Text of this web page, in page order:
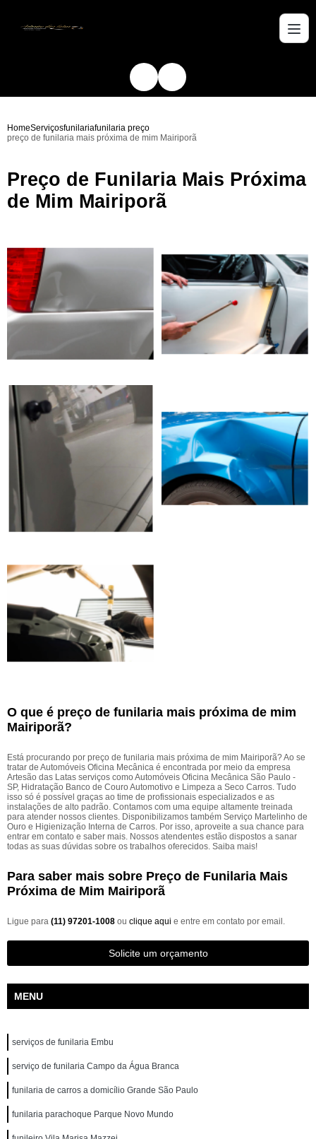
HomeServiçosfunilariafunilaria preço
preço de funilaria mais próxima de mim Mairiporã
Preço de Funilaria Mais Próxima
de Mim Mairiporã
O que é preço de funilaria mais próxima de mim
Mairiporã?
Está procurando por preço de funilaria mais próxima de mim Mairiporã? Ao se
tratar de Automóveis Oficina Mecânica é encontrada por meio da empresa
Artesão das Latas serviços como Automóveis Oficina Mecânica São Paulo -
SP, Hidratação Banco de Couro Automotivo e Limpeza a Seco Carros. Tudo
isso só é possível graças ao time de profissionais especializados e as
instalações de alto padrão. Contamos com uma equipe altamente treinada
para atender nossos clientes. Disponibilizamos também Serviço Martelinho de
Ouro e Higienização Interna de Carros. Por isso, aproveite a sua chance para
entrar em contato e saber mais. Nossos atendentes estão dispostos a sanar
todas as suas dúvidas sobre os trabalhos oferecidos. Saiba mais!
Para saber mais sobre Preço de Funilaria Mais
Próxima de Mim Mairiporã
Ligue para (11) 97201-1008 ou clique aqui e entre em contato por email.
Solicite um orçamento
MENU
serviços de funilaria Embu
serviço de funilaria Campo da Água Branca
funilaria de carros a domicílio Grande São Paulo
funilaria parachoque Parque Novo Mundo